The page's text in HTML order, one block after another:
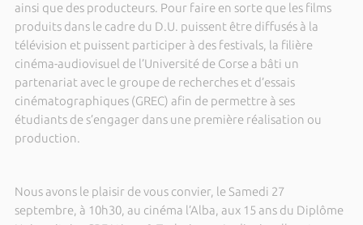
ainsi que des producteurs. Pour faire en sorte que les films
produits dans le cadre du D.U. puissent être diffusés à la
télévision et puissent participer à des festivals, la filière
cinéma-audiovisuel de l’Université de Corse a bâti un
partenariat avec le groupe de recherches et d’essais
cinématographiques (GREC) afin de permettre à ses
étudiants de s’engager dans une première réalisation ou
production.
Nous avons le plaisir de vous convier, le Samedi 27
septembre, à 10h30, au cinéma l’Alba, aux 15 ans du Diplôme